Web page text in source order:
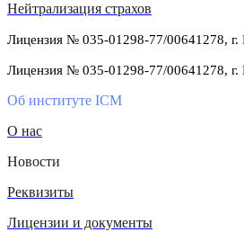
Нейтрализация страхов
Лицензия № 035-01298-77/00641278, г.
Лицензия № 035-01298-77/00641278, г.
Об институте ICM
О нас
Новости
Реквизиты
Лицензии и документы